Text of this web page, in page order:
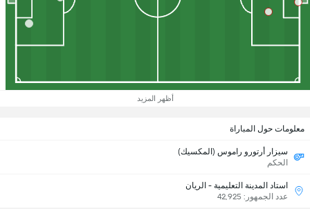
أظهر المزيد
معلومات حول المباراة
سيزار أرتورو راموس (المكسيك)
الحكم
استاد المدينة التعليمية - الريان
عدد الجمهور: 42,925